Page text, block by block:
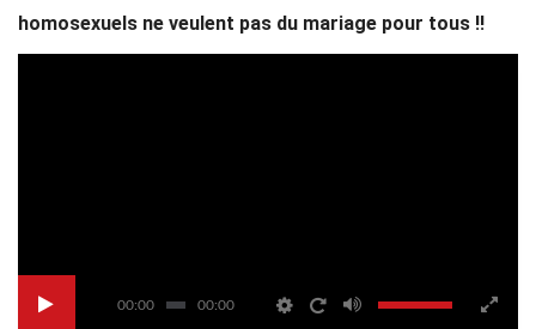
homosexuels ne veulent pas du mariage pour tous !!
00:00 00:00